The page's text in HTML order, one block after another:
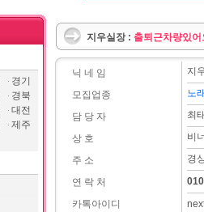
경기
경북
대전
제주
지우실장 : 출퇴근차량있
닉 네 임
모집업종
담 당 자
상 호
주 소
연 락 처
카톡아이디
지
노
최
비
경